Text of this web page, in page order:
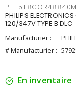
PHILIPS
120/347V TYPE B DLC
Manufacturier :
# Manufacturier :
En inventaire